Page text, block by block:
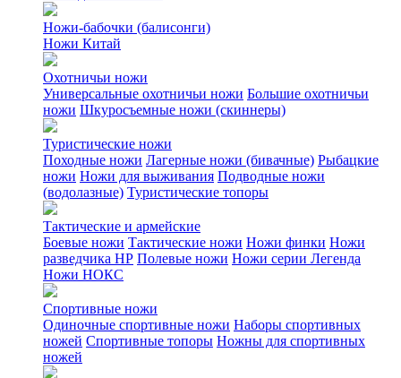
Ножи-бабочки (балисонги)
Ножи Китай
Охотничьи ножи
Универсальные охотничьи ножи Большие охотничьи
ножи Шкуросъемные ножи (скиннеры)
Туристические ножи
Походные ножи Лагерные ножи (бивачные) Рыбацкие
ножи Ножи для выживания Подводные ножи
(водолазные) Туристические топоры
Тактические и армейские
Боевые ножи Тактические ножи Ножи финки Ножи
разведчика НР Полевые ножи Ножи серии Легенда
Ножи НОКС
Спортивные ножи
Одиночные спортивные ножи Наборы спортивных
ножей Спортивные топоры Ножны для спортивных
ножей